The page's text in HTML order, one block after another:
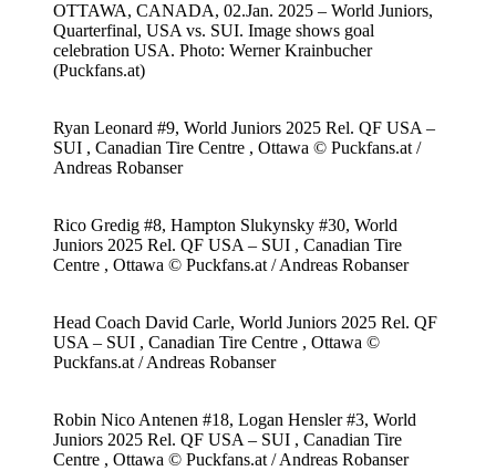
OTTAWA, CANADA, 02.Jan. 2025 – World Juniors,
Quarterfinal, USA vs. SUI. Image shows goal
celebration USA. Photo: Werner Krainbucher
(Puckfans.at)
Ryan Leonard #9, World Juniors 2025 Rel. QF USA –
SUI , Canadian Tire Centre , Ottawa © Puckfans.at /
Andreas Robanser
Rico Gredig #8, Hampton Slukynsky #30, World
Juniors 2025 Rel. QF USA – SUI , Canadian Tire
Centre , Ottawa © Puckfans.at / Andreas Robanser
Head Coach David Carle, World Juniors 2025 Rel. QF
USA – SUI , Canadian Tire Centre , Ottawa ©
Puckfans.at / Andreas Robanser
Robin Nico Antenen #18, Logan Hensler #3, World
Juniors 2025 Rel. QF USA – SUI , Canadian Tire
Centre , Ottawa © Puckfans.at / Andreas Robanser